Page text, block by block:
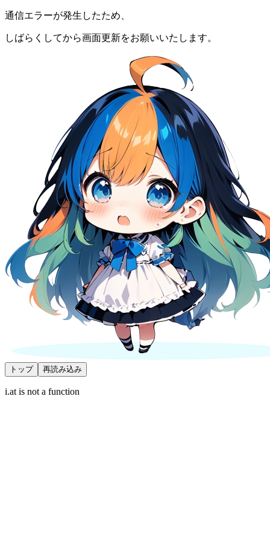
通信エラーが発生したため、
しばらくしてから画面更新をお願いいたします。
トップ 再読み込み
i.at is not a function